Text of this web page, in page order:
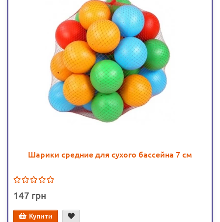
Шарики средние для сухого бассейна 7 см
147
Купити